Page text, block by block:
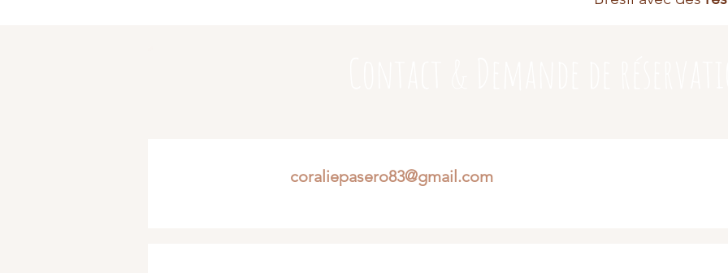
coraliepasero83@gmail.com